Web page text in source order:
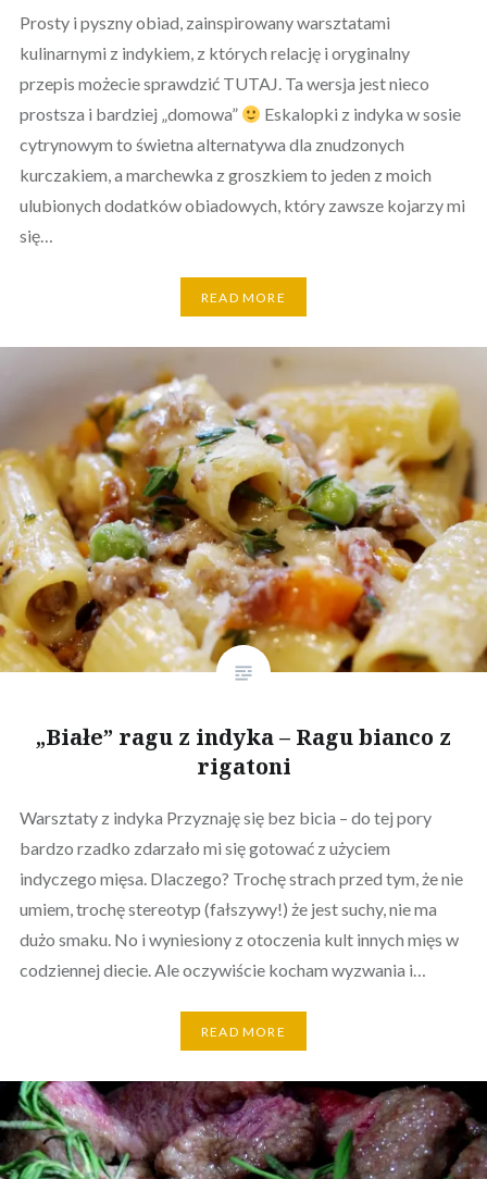
Prosty i pyszny obiad, zainspirowany warsztatami
kulinarnymi z indykiem, z których relację i oryginalny
przepis możecie sprawdzić TUTAJ. Ta wersja jest nieco
prostsza i bardziej „domowa”
Eskalopki z indyka w sosie
cytrynowym to świetna alternatywa dla znudzonych
kurczakiem, a marchewka z groszkiem to jeden z moich
ulubionych dodatków obiadowych, który zawsze kojarzy mi
się…
READ MORE
„Białe” ragu z indyka – Ragu bianco z
rigatoni
Warsztaty z indyka Przyznaję się bez bicia – do tej pory
bardzo rzadko zdarzało mi się gotować z użyciem
indyczego mięsa. Dlaczego? Trochę strach przed tym, że nie
umiem, trochę stereotyp (fałszywy!) że jest suchy, nie ma
dużo smaku. No i wyniesiony z otoczenia kult innych mięs w
codziennej diecie. Ale oczywiście kocham wyzwania i…
READ MORE